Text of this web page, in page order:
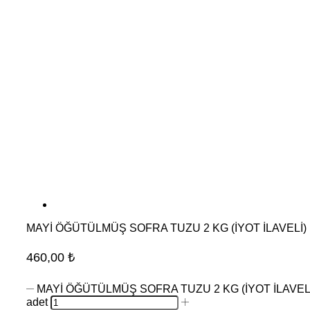
MAYİ ÖĞÜTÜLMÜŞ SOFRA TUZU 2 KG (İYOT İLAVELİ)
460,00 ₺
MAYİ ÖĞÜTÜLMÜŞ SOFRA TUZU 2 KG (İYOT
adet